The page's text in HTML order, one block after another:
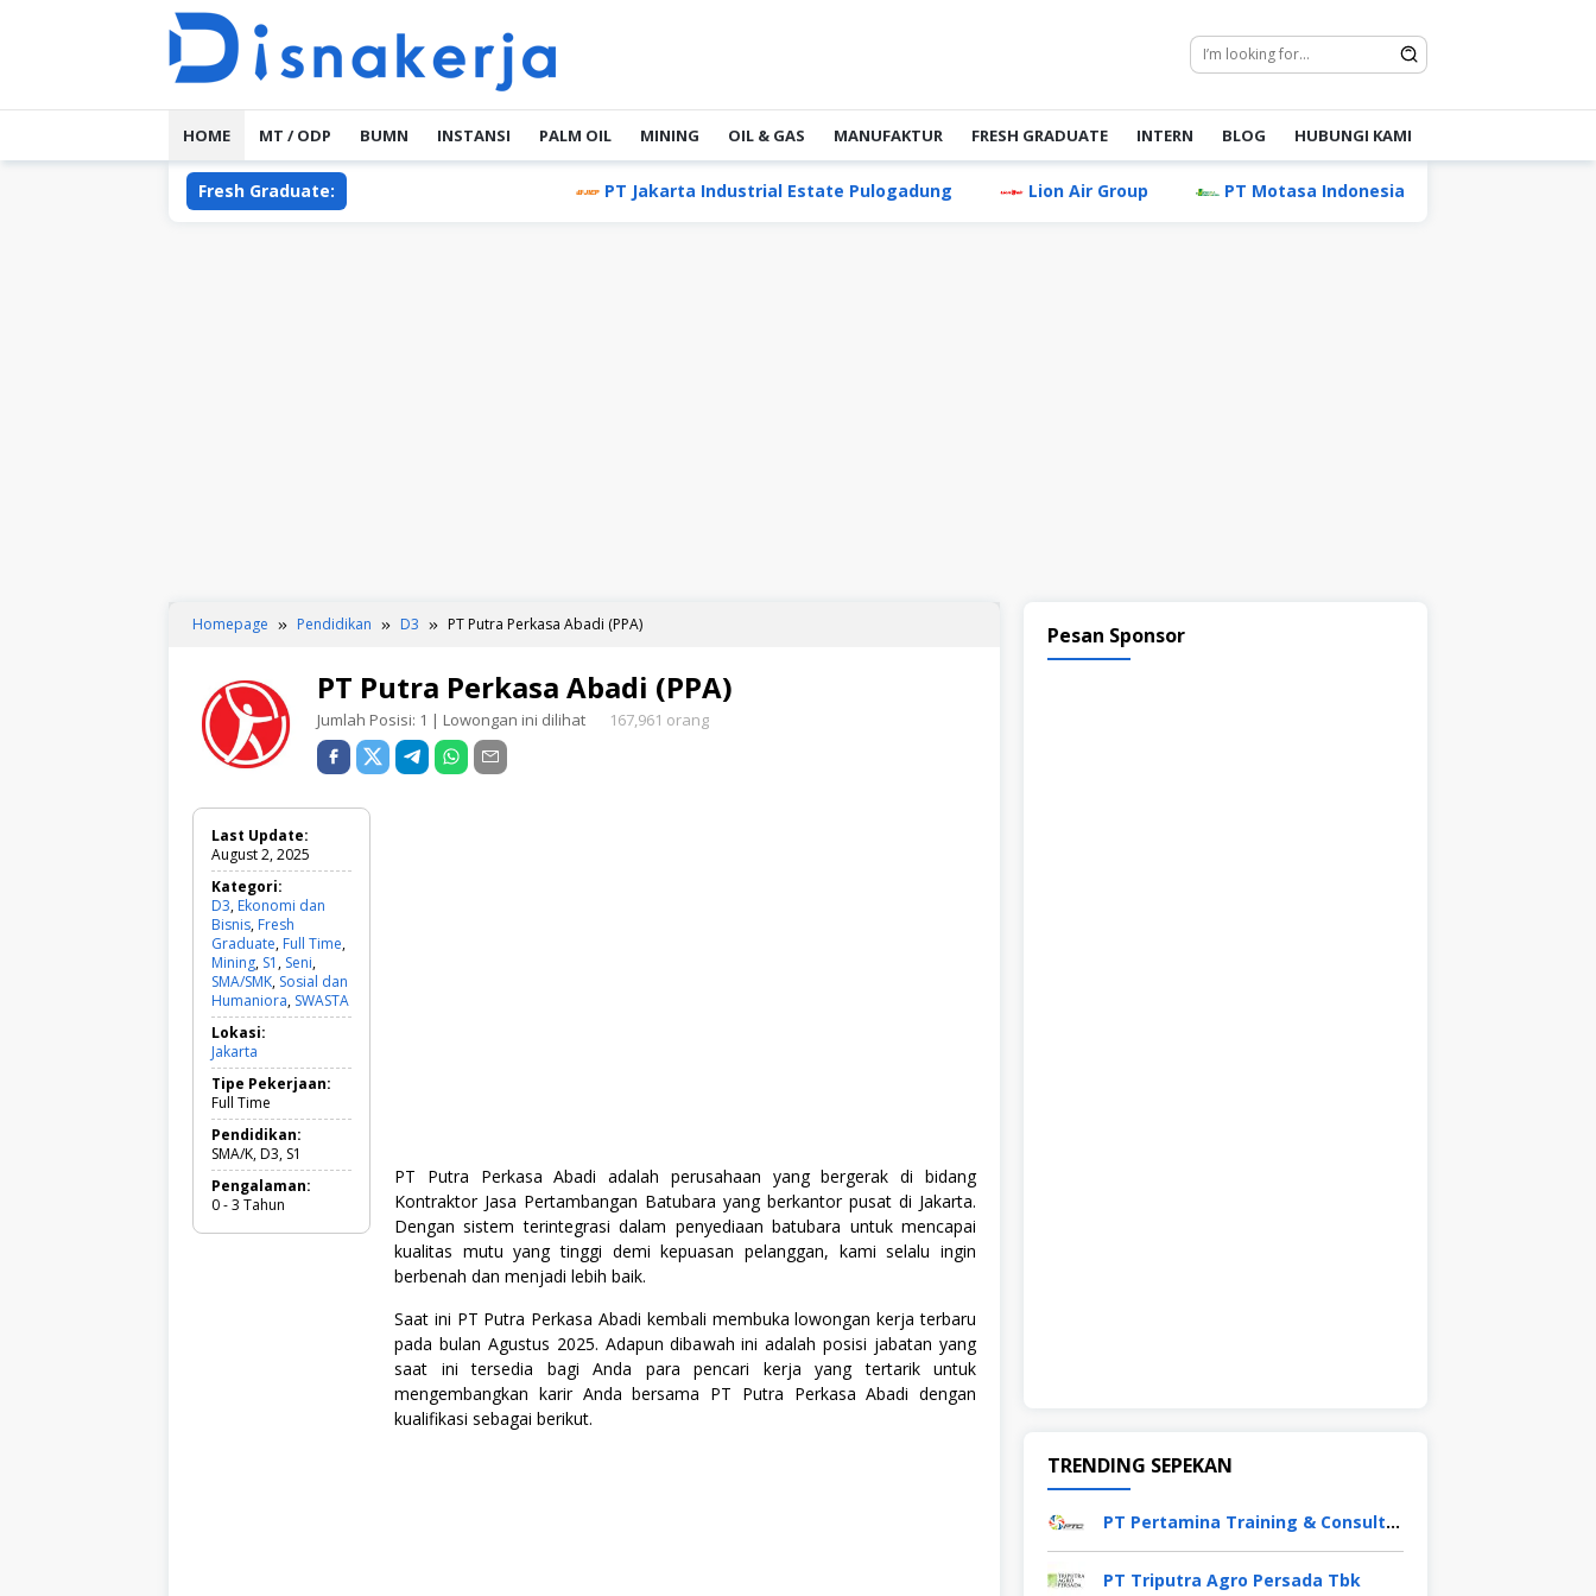
HOME MT / ODP BUMN INSTANSI PALM OIL MINING OIL & GAS MANUFAKTUR FRESH GRADUATE INTERN BLOG HUBUNGI KAMI
Fresh Graduate: PT Jakarta Industrial Estate Pulogadung Lion Air Group PT Motasa Indonesia (Ladaku & Desaku)
Homepage Pendidikan D3 PT Putra Perkasa Abadi (PPA)
PT Putra Perkasa Abadi (PPA)
Jumlah Posisi: 1 | Lowongan ini dilihat 167,961 orang
Last Update:
August 2, 2025
Kategori:
D3, Ekonomi dan
Bisnis, Fresh
Graduate, Full Time,
Mining, S1 , Seni,
SMA/SMK, Sosial dan
Humaniora, SWASTA
3
n
i
n
Lokasi:
Jakarta
Tipe Pekerjaan:
Full Time
Pendidikan:
SMA/K, D3, S1
Pengalaman:
0 - 3 Tahun
PT Putra Perkasa Abadi adalah perusahaan yang bergerak di bidang
Kontraktor Jasa Pertambangan Batubara yang berkantor pusat di Jakarta.
Dengan sistem terintegrasi dalam penyediaan batubara untuk mencapai
kualitas mutu yang tinggi demi kepuasan pelanggan, kami selalu ingin
berbenah dan menjadi lebih baik.
Saat ini PT Putra Perkasa Abadi kembali membuka lowongan kerja terbaru
pada bulan Agustus 2025. Adapun dibawah ini adalah posisi jabatan yang
saat ini tersedia bagi Anda para pencari kerja yang tertarik untuk
mengembangkan karir Anda bersama PT Putra Perkasa Abadi dengan
kualifikasi sebagai berikut.
Pesan Sponsor
TRENDING SEPEKAN
PT Pertamina Training & Consulting (PTC)
PT Triputra Agro Persada Tbk